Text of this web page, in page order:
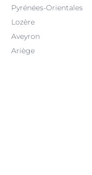
Pyrénées-Orientales
Lozère
Aveyron
Ariège